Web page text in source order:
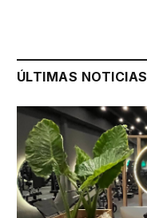
ÚLTIMAS NOTICIAS